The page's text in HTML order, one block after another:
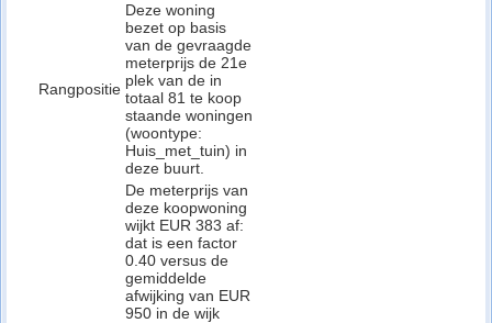
Rangpositie
Deze woning
bezet op basis
van de gevraagde
meterprijs de 21e
plek van de in
totaal 81 te koop
staande woningen
(woontype:
Huis_met_tuin) in
deze buurt.
De meterprijs van
deze koopwoning
wijkt EUR 383 af:
dat is een factor
0.40 versus de
gemiddelde
afwijking van EUR
950 in de wijk